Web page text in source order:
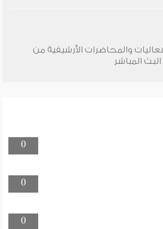
والمحاضرات الأرشيفية من
المباشر
0
0
0